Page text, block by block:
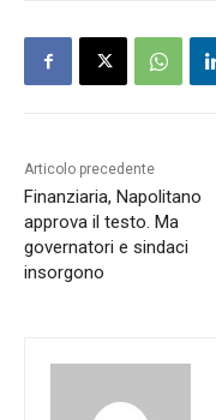
Articolo precedente
Finanziaria, Napolitano
approva il testo. Ma
governatori e sindaci
insorgono